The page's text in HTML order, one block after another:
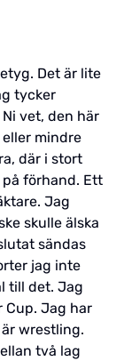
Det är lite
tycker
vet, den här
mindre
där i stort
förhand. Ett
Jag
skulle älska
sändas
jag inte
till det. Jag
Cup. Jag har
wrestling.
två lag